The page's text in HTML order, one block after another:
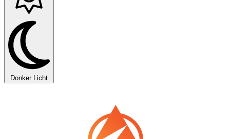
Donker Licht